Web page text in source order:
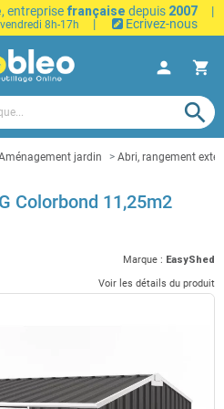
, entreprise française depuis 2007
|
8h-17h | Ecrivez-nous
person shopping_cart
search
jardin Abri, rangement
Colorbond 11,25m2
Marque : EasyShed
Voir les détails du produit